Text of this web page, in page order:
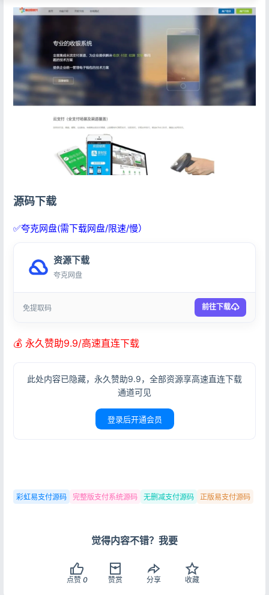
源码下载
✅夸克网盘(需下载网盘/限速/慢）
资源下载
夸克网盘
免提取码 前往下载
💰 永久赞助9.9/高速直连下载
此处内容已隐藏，永久赞助9.9，全部资源享高速直连下载
通道可见
登录后开通会员
彩虹易支付源码 完整版支付系统源码 无删减支付源码 正版易支付源码
觉得内容不错？我要
点赞 0 赞赏 分享 收藏